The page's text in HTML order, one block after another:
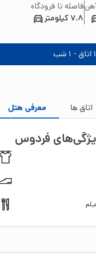
فاصله تا فرودگاه
7.8 کیلومتر
1 اتاق - 1 شب
اتاق‌ ها معرفی هتل
فردوس